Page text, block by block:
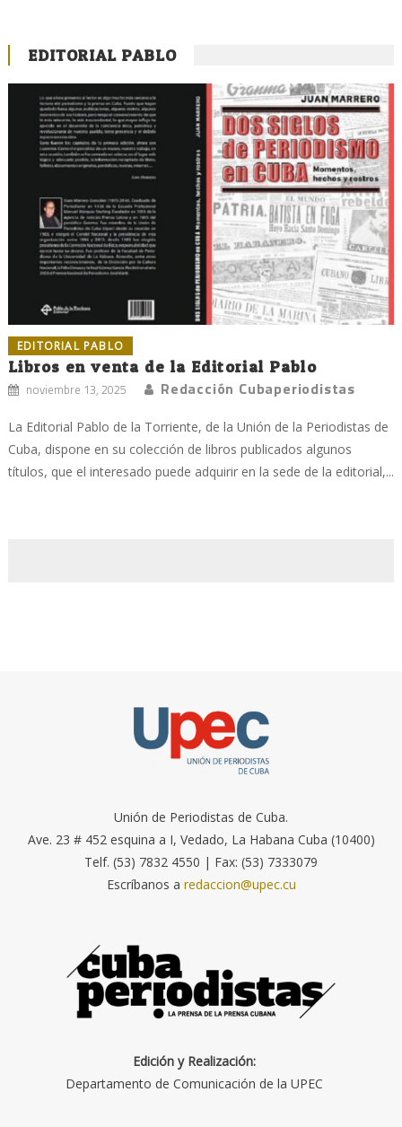
EDITORIAL PABLO
EDITORIAL PABLO
Libros en venta de la Editorial Pablo
noviembre 13, 2025 Redacción Cubaperiodistas
La Editorial Pablo de la Torriente, de la Unión de la Periodistas de
Cuba, dispone en su colección de libros publicados algunos
títulos, que el interesado puede adquirir en la sede de la editorial,...
Unión de Periodistas de Cuba.
Ave. 23 # 452 esquina a I, Vedado, La Habana Cuba (10400)
Telf. (53) 7832 4550 | Fax: (53) 7333079
Escríbanos a redaccion@upec.cu
Edición y Realización:
Departamento de Comunicación de la UPEC